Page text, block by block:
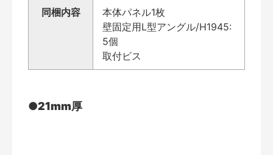
同梱内容
本体パネル1枚
壁固定用L型アングル/H1945:
5個
取付ビス
●21mm厚